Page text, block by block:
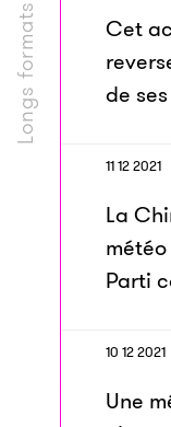
Longs formats
Cet
de
11 12 2021
La
Parti
10 12 2021
Une